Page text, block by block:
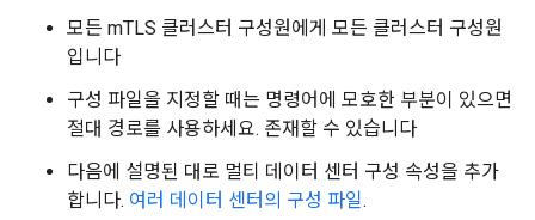
모든 mTLS 클러스터 구성원에게 모든 클러스터 구성원
입니다
구성 파일을 지정할 때는 명령어에 모호한 부분이 있으면
절대 경로를 사용하세요. 존재할 수 있습니다
다음에 설명된 대로 멀티 데이터 센터 구성 속성을 추가
합니다. 여러 데이터 센터의 구성 파일.